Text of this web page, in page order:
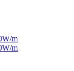
m
m